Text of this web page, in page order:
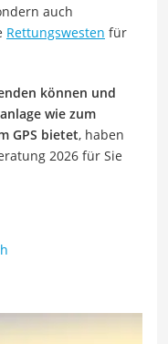
auch
Rettungswesten für
können und
wie zum
GPS bietet, haben
2026 für Sie